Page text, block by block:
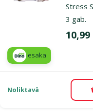
Stress
3 gab.
Cena
10,99
iesaka
Noliktavā